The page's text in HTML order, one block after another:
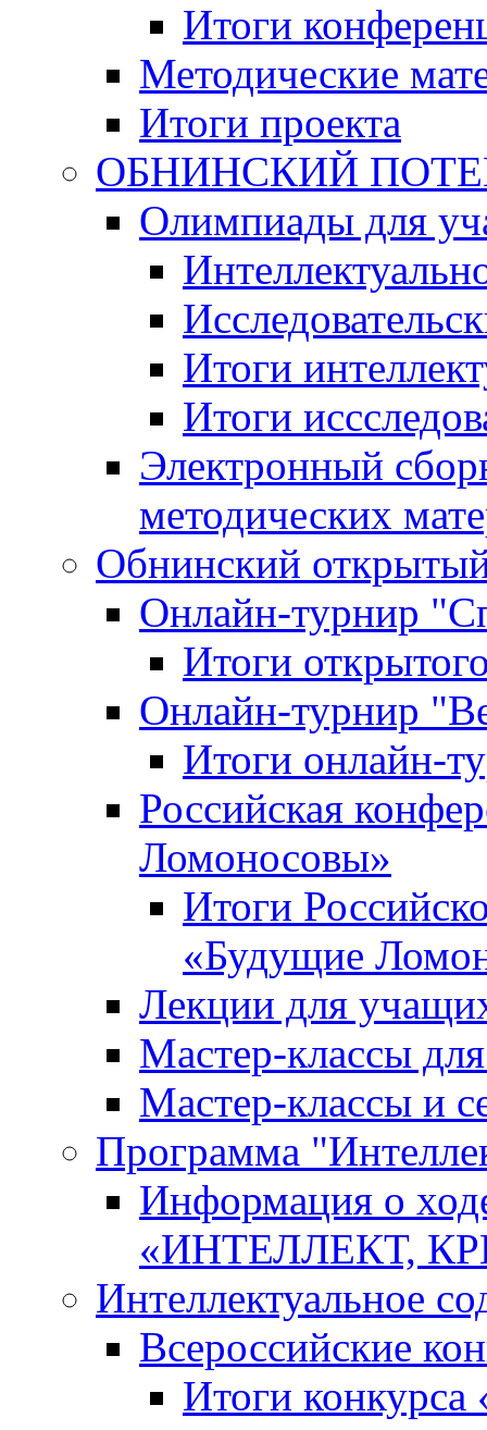
Итоги
Методические
Итоги проекта
ОБНИНСКИЙ
Олимпиады для
Итоги
Итоги
Электронный
методических
Обнинский
Онлайн-турнир
Итоги
Онлайн-турнир
Итоги онлайн-
Российская
Ломоносовы»
Итоги
«Будущие
Лекции для
Мастер-классы
Мастер-классы и
Программа
Информация о
«ИНТЕЛЛЕКТ,
Интеллектуальное
Всероссийские
Итоги конкурса